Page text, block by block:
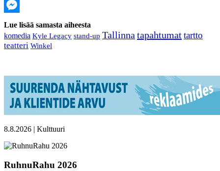
Facebook
Messenger
Lue lisää samasta aiheesta
komedia Kyle Legacy stand-up Tallinna tapahtumattartto
teatteri Winkel
8.8.2026 | Kulttuuri
RuhnuRahu 2026